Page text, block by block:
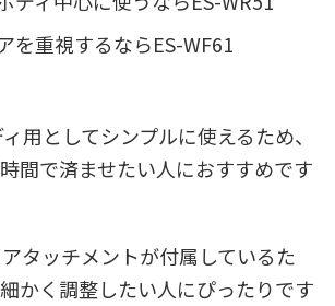
を重視するならES-WF61
用としてシンプルに使えるため、
間で済ませたい人におすすめです
タッチメントが付属しているた
かく調整したい人にぴったりです